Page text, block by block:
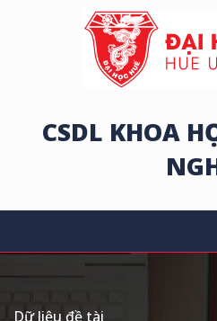
CSDL KHOA
Dữ liệu đề tài